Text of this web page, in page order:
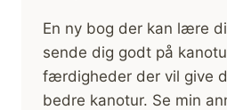
En ny bog der kan lære
sende dig godt på
færdigheder der vil give
bedre kanotur. Se min